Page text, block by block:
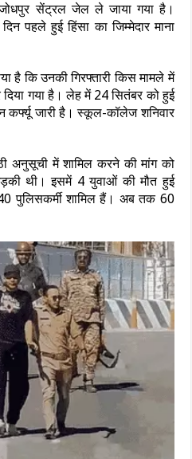
सेंट्रल जेल ले जाया गया है।
पहले हुई हिंसा का जिम्मेदार माना
है कि उनकी गिरफ्तारी किस मामले में
गया है। लेह में 24 सितंबर को हुई
कर्फ्यू जारी है। स्कूल-कॉलेज शनिवार
अनुसूची में शामिल करने की मांग को
थी। इसमें 4 युवाओं की मौत हुई
पुलिसकर्मी शामिल हैं। अब तक 60